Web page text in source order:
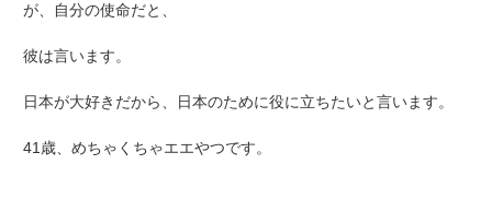
が、自分の使命だと、
彼は言います。
日本が大好きだから、日本のために役に立ちたいと言います。
41歳、めちゃくちゃエエやつです。